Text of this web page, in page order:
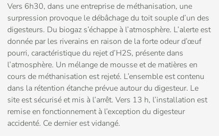
Vers 6h30, dans une entreprise de méthanisation, une
surpression provoque le débâchage du toit souple d’un des
digesteurs. Du biogaz s’échappe à l’atmosphère. L’alerte est
donnée par les riverains en raison de la forte odeur d’œuf
pourri, caractéristique du rejet d’H2S, présente dans
l’atmosphère. Un mélange de mousse et de matières en
cours de méthanisation est rejeté. L’ensemble est contenu
dans la rétention étanche prévue autour du digesteur. Le
site est sécurisé et mis à l’arrêt. Vers 13 h, l’installation est
remise en fonctionnement à l’exception du digesteur
accidenté. Ce dernier est vidangé.